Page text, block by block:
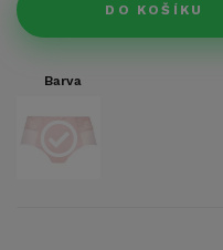
DO KOŠÍKU
Barva